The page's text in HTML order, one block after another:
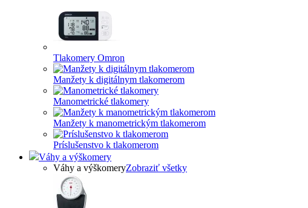
Tlakomery Omron
Manžety k digitálnym tlakomerom
Manometrické tlakomery
Manžety k manometrickým tlakomerom
Príslušenstvo k tlakomerom
Váhy a výškomery
Váhy a výškomeryZobraziť všetky